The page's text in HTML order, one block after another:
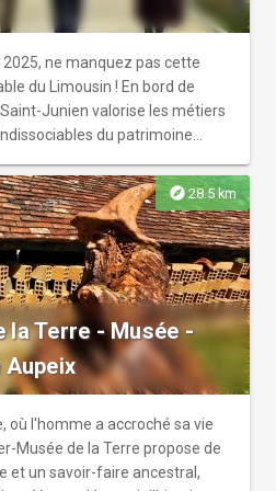
ne manquez pas cette
du Limousin ! En bord de
Junien valorise les métiers
du patrimoine
visiteur découvrira pas à pas,
de fabrication du gant de cuir à
immersif. Pour les enfants, un
à l'accueil pour explorer
mettant en valeur les savoir-
à disposition pour dénicher
explore28.5 km
la Terre - Musée -
où l'homme a accroché sa vie
Musée de la Terre propose de
et un savoir-faire ancestral,